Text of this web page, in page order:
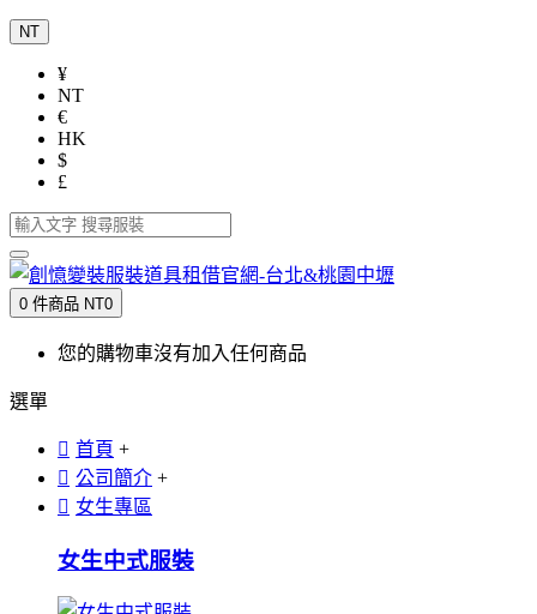
NT
¥
NT
€
HK
$
£
0 件商品 NT0
您的購物車沒有加入任何商品
選單
首頁 +
公司簡介 +
女生專區
女生中式服裝